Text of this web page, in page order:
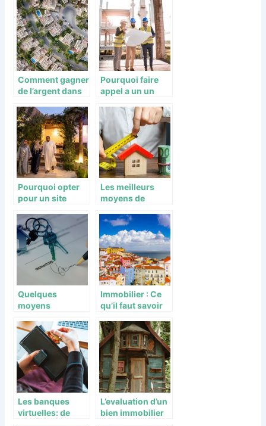
quartier
economique de
l’Escoutere ?
paiement de
loyer
Comment gagner
de l’argent dans
investissement
direct ?
Pourquoi faire
appel a un un
amenageur
foncier ?
Pourquoi opter
pour un site
l’achat de Riad ?
Les meilleurs
moyens de
projet d’achat
immobilier
Quelques
moyens
secteur de
l’immobilier
Immobilier : Ce
qu’il faut savoir
une maison au
Portugal
Les banques
virtuelles: de
L’evaluation d’un
bien immobilier